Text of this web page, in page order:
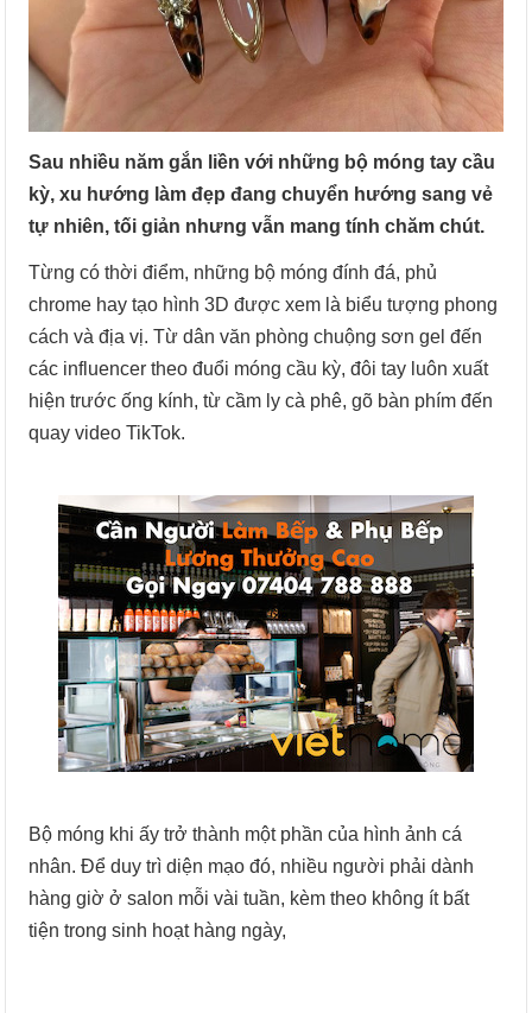
Sau nhiều năm gắn liền với những bộ móng tay cầu
kỳ, xu hướng làm đẹp đang chuyển hướng sang vẻ
tự nhiên, tối giản nhưng vẫn mang tính chăm chút.
Từng có thời điểm, những bộ móng đính đá, phủ
chrome hay tạo hình 3D được xem là biểu tượng phong
cách và địa vị. Từ dân văn phòng chuộng sơn gel đến
các influencer theo đuổi móng cầu kỳ, đôi tay luôn xuất
hiện trước ống kính, từ cầm ly cà phê, gõ bàn phím đến
quay video TikTok.
Bộ móng khi ấy trở thành một phần của hình ảnh cá
nhân. Để duy trì diện mạo đó, nhiều người phải dành
hàng giờ ở salon mỗi vài tuần, kèm theo không ít bất
tiện trong sinh hoạt hàng ngày,